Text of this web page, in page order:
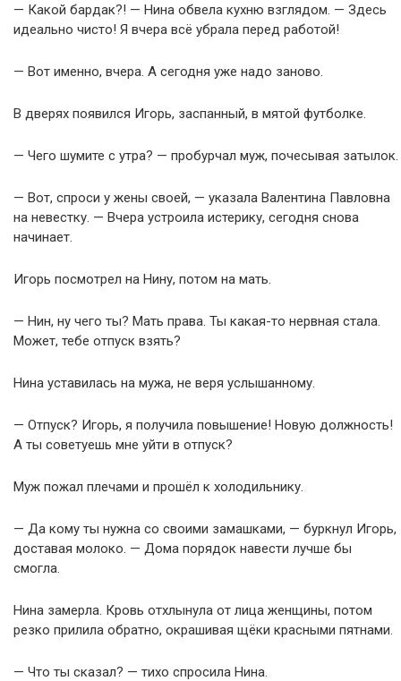
— Какой бардак?! — Нина обвела кухню взглядом. — Здесь
идеально чисто! Я вчера всё убрала перед работой!
— Вот именно, вчера. А сегодня уже надо заново.
В дверях появился Игорь, заспанный, в мятой футболке.
— Чего шумите с утра? — пробурчал муж, почесывая затылок.
— Вот, спроси у жены своей, — указала Валентина Павловна
на невестку. — Вчера устроила истерику, сегодня снова
начинает.
Игорь посмотрел на Нину, потом на мать.
— Нин, ну чего ты? Мать права. Ты какая-то нервная стала.
Может, тебе отпуск взять?
Нина уставилась на мужа, не веря услышанному.
— Отпуск? Игорь, я получила повышение! Новую должность!
А ты советуешь мне уйти в отпуск?
Муж пожал плечами и прошёл к холодильнику.
— Да кому ты нужна со своими замашками, — буркнул Игорь,
доставая молоко. — Дома порядок навести лучше бы
смогла.
Нина замерла. Кровь отхлынула от лица женщины, потом
резко прилила обратно, окрашивая щёки красными пятнами.
— Что ты сказал? — тихо спросила Нина.